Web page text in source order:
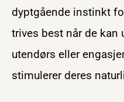
dyptgående instinkt
trives best når de kan
utendørs eller
stimulerer deres